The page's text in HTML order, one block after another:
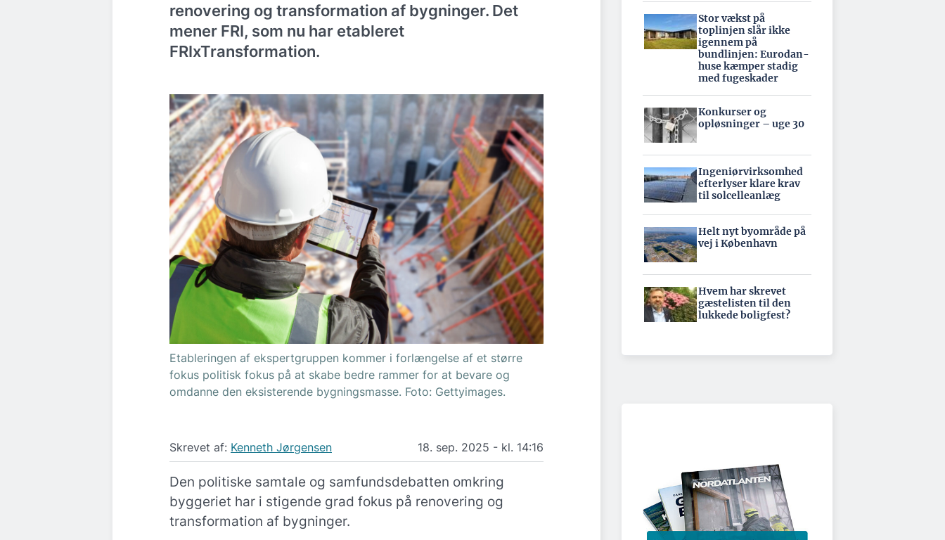
renovering og transformation af bygninger. Det
mener FRI, som nu har etableret
FRIxTransformation.
Etableringen af ekspertgruppen kommer i forlængelse af et større
fokus politisk fokus på at skabe bedre rammer for at bevare og
omdanne den eksisterende bygningsmasse. Foto: Gettyimages.
Skrevet af: Kenneth Jørgensen 18. sep. 2025 - kl. 14:16
Den politiske samtale og samfundsdebatten omkring
byggeriet har i stigende grad fokus på renovering og
transformation af bygninger.
Stor vækst på
toplinjen slår ikke
igennem på
bundlinjen: Eurodan-
huse kæmper stadig
med fugeskader
Konkurser og
opløsninger – uge 30
Ingeniørvirksomhed
efterlyser klare krav
til solcelleanlæg
Helt nyt byområde på
vej i København
Hvem har skrevet
gæstelisten til den
lukkede boligfest?